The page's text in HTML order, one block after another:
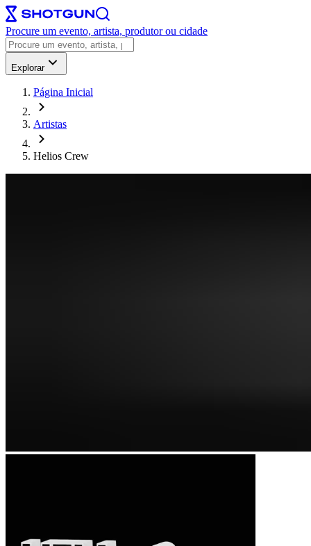
Procure um evento, artista, produtor ou cidade
Explorar
Página Inicial
Artistas
Helios Crew